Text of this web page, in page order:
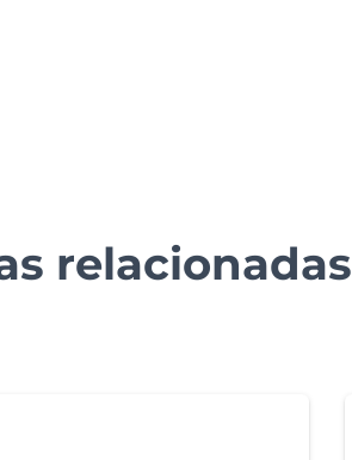
relacionadas